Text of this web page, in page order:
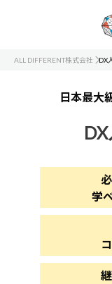
ALL DIFFERENT株式会社 DX
日本最大
学